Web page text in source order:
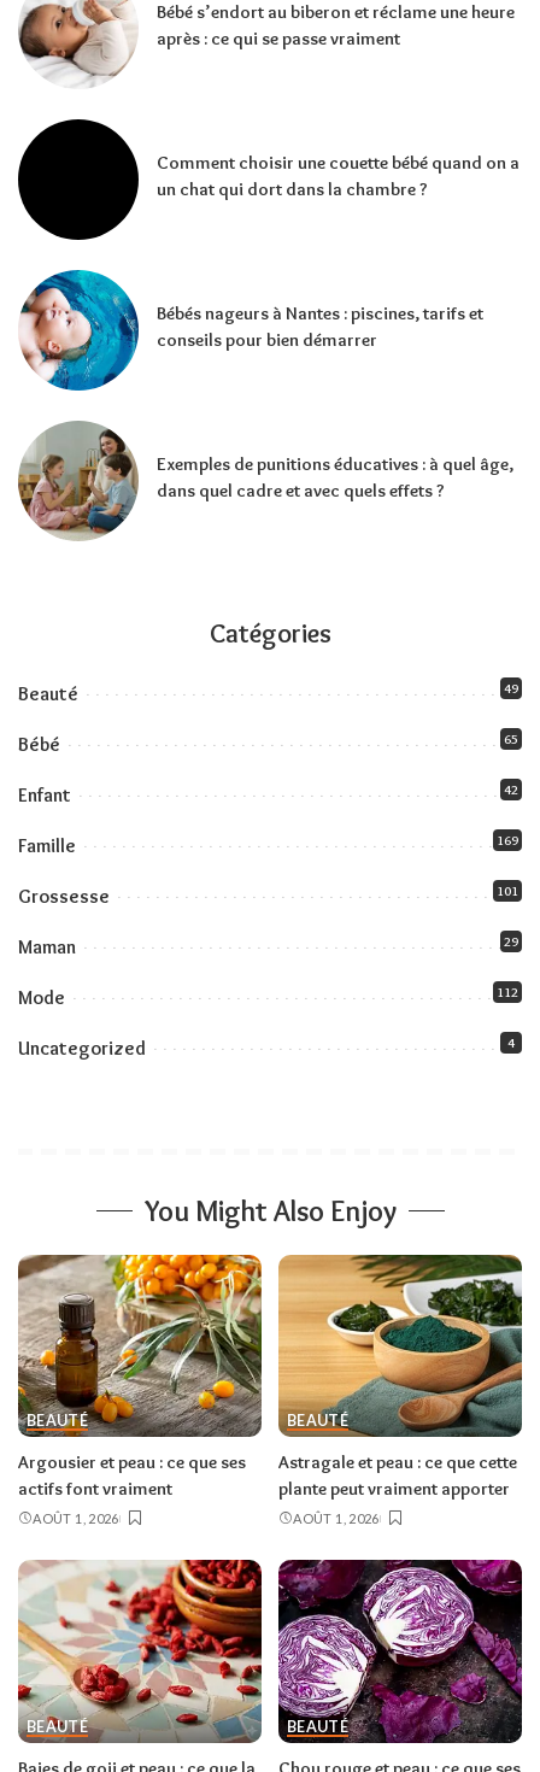
Bébé s’endort au biberon et réclame une heure
après : ce qui se passe vraiment
Comment choisir une couette bébé quand on a
un chat qui dort dans la chambre ?
Bébés nageurs à Nantes : piscines, tarifs et
conseils pour bien démarrer
Exemples de punitions éducatives : à quel âge,
dans quel cadre et avec quels effets ?
Catégories
Beauté 49
Bébé 65
Enfant 42
Famille 169
Grossesse 101
Maman 29
Mode 112
Uncategorized 4
You Might Also Enjoy
BEAUTÉ
Argousier et peau : ce que ses
actifs font vraiment
AOÛT 1, 2026
BEAUTÉ
Astragale et peau : ce que cette
plante peut vraiment apporter
AOÛT 1, 2026
BEAUTÉ BEAUTÉ